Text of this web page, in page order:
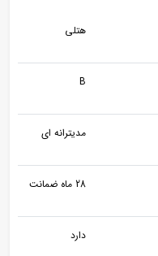
هتلی
B
مدیترانه ای
28 ماه ضمانت
دارد